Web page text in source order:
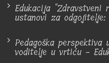
Edukacija
ustanovi za
Pedagoška
voditelje u vrtiću -